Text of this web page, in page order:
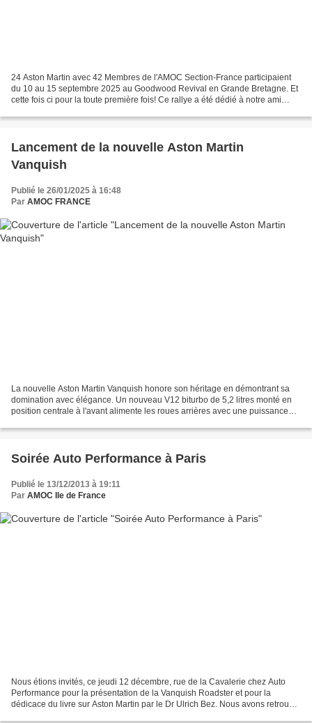
24 Aston Martin avec 42 Membres de l'AMOC Section-France participaient
du 10 au 15 septembre 2025 au Goodwood Revival en Grande Bretagne. Et
cette fois ci pour la toute première fois! Ce rallye a été dédié à notre ami
Lancement de la nouvelle Aston Martin
Vanquish
Publié le 26/01/2025 à 16:48
Par AMOC FRANCE
La nouvelle Aston Martin Vanquish honore son héritage en démontrant sa
domination avec élégance. Un nouveau V12 biturbo de 5,2 litres monté en
position centrale à l'avant alimente les roues arrières avec une puissance
Soirée Auto Performance à Paris
Publié le 13/12/2013 à 19:11
Par AMOC Ile de France
Nous étions invités, ce jeudi 12 décembre, rue de la Cavalerie chez Auto
Performance pour la présentation de la Vanquish Roadster et pour la
dédicace du livre sur Aston Martin par le Dr Ulrich Bez. Nous avons retrouvé